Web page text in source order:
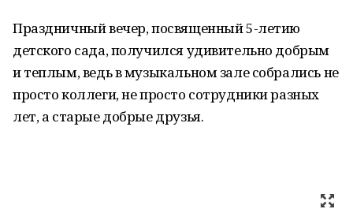
Праздничный вечер, посвященный 5-летию
детского сада, получился удивительно добрым
и теплым, ведь в музыкальном зале собрались не
просто коллеги, не просто сотрудники разных
лет, а старые добрые друзья.